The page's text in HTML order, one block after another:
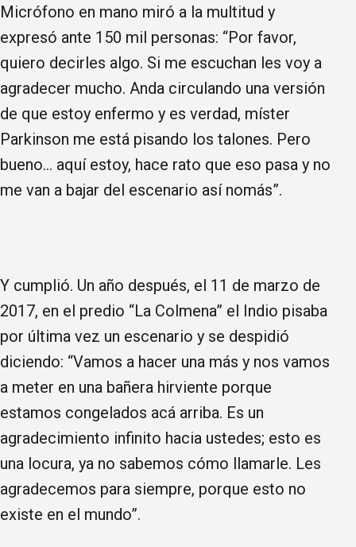
Micrófono en mano miró a la multitud y
expresó ante 150 mil personas: “Por favor,
quiero decirles algo. Si me escuchan les voy a
agradecer mucho. Anda circulando una versión
de que estoy enfermo y es verdad, míster
Parkinson me está pisando los talones. Pero
bueno… aquí estoy, hace rato que eso pasa y no
me van a bajar del escenario así nomás”.
Y cumplió. Un año después, el 11 de marzo de
2017, en el predio “La Colmena” el Indio pisaba
por última vez un escenario y se despidió
diciendo: “Vamos a hacer una más y nos vamos
a meter en una bañera hirviente porque
estamos congelados acá arriba. Es un
agradecimiento infinito hacia ustedes; esto es
una locura, ya no sabemos cómo llamarle. Les
agradecemos para siempre, porque esto no
existe en el mundo”.